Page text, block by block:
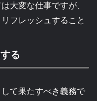
大変な仕事ですが、
フレッシュすること
る
て果たすべき義務で